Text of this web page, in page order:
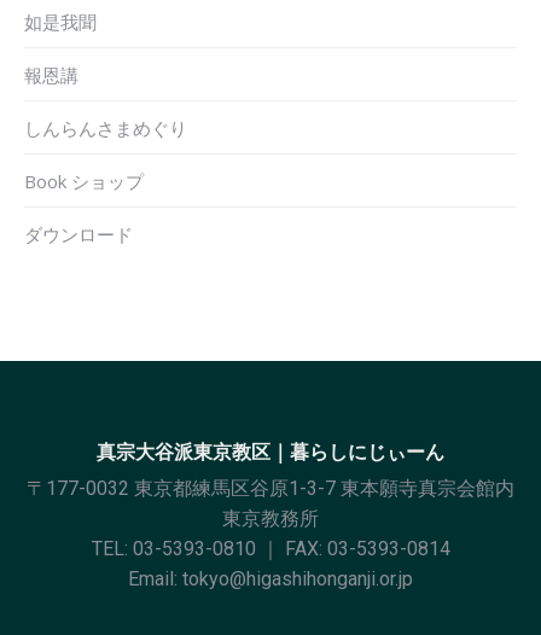
如是我聞
報恩講
しんらんさまめぐり
Book ショップ
ダウンロード
真宗大谷派東京教区｜暮らしにじぃーん
〒177-0032 東京都練馬区谷原1-3-7 東本願寺真宗会館内
東京教務所
TEL: 03-5393-0810 ｜ FAX: 03-5393-0814
Email: tokyo@higashihonganji.or.jp